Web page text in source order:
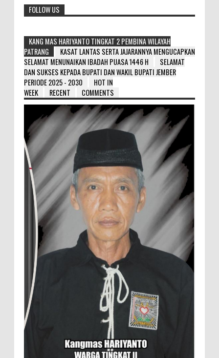
FOLLOW US
KANG MAS HARIYANTO TINGKAT 2 PEMBINA WILAYAH
PATRANG
KASAT LANTAS SERTA JAJARANNYA MENGUCAPKAN
SELAMAT MENUNAIKAN IBADAH PUASA 1446 H
SELAMAT
DAN SUKSES KEPADA BUPATI DAN WAKIL BUPATI JEMBER
PERIODE 2025 - 2030
HOT IN
WEEK
RECENT COMMENTS